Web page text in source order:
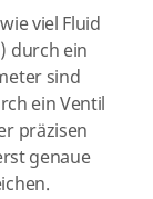
viel Fluid
durch ein
sind
ein Ventil
präzisen
genaue